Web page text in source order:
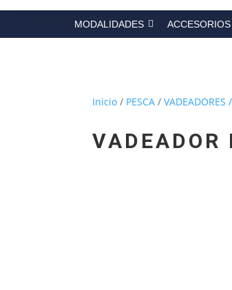
MODALIDADES
Inicio / PESCA /VADEADORES
VADEADOR